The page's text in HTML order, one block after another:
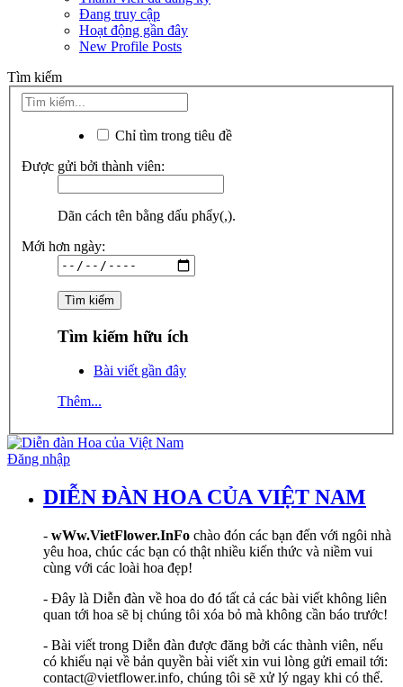
Đang truy cập
Hoạt động gần đây
New Profile Posts
Tìm kiếm
Chỉ tìm trong tiêu đề
Được gửi bởi thành viên:
Dãn cách tên bằng dấu phẩy(,).
Mới hơn ngày:
Tìm kiếm hữu ích
Bài viết gần đây
Thêm...
Đăng nhập
DIỄN ĐÀN HOA CỦA VIỆT NAM
- wWw.VietFlower.InFo chào đón các bạn đến với ngôi nhà
yêu hoa, chúc các bạn có thật nhiều kiến thức và niềm vui
cùng với các loài hoa đẹp!
- Đây là Diễn đàn về hoa do đó tất cả các bài viết không liên
quan tới hoa sẽ bị chúng tôi xóa bỏ mà không cần báo trước!
- Bài viết trong Diễn đàn được đăng bởi các thành viên, nếu
có khiếu nại về bản quyền bài viết xin vui lòng gửi email tới:
contact@vietflower.info, chúng tôi sẽ xử lý ngay khi có thể.